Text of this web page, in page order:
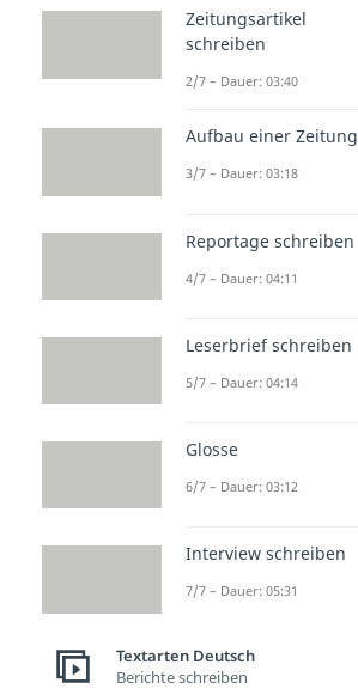
Zeitungsartikel
schreiben
2/7 – Dauer: 03:40
Aufbau einer Zeitung
3/7 – Dauer: 03:18
Reportage schreiben
4/7 – Dauer: 04:11
Leserbrief schreiben
5/7 – Dauer: 04:14
Glosse
6/7 – Dauer: 03:12
Interview schreiben
7/7 – Dauer: 05:31
Textarten Deutsch
Berichte schreiben